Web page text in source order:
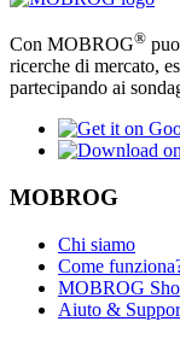
Con MOBROG®
ricerche di mercato,
partecipando ai
MOBROG
Chi siamo
Come
MOBROG
Aiuto &